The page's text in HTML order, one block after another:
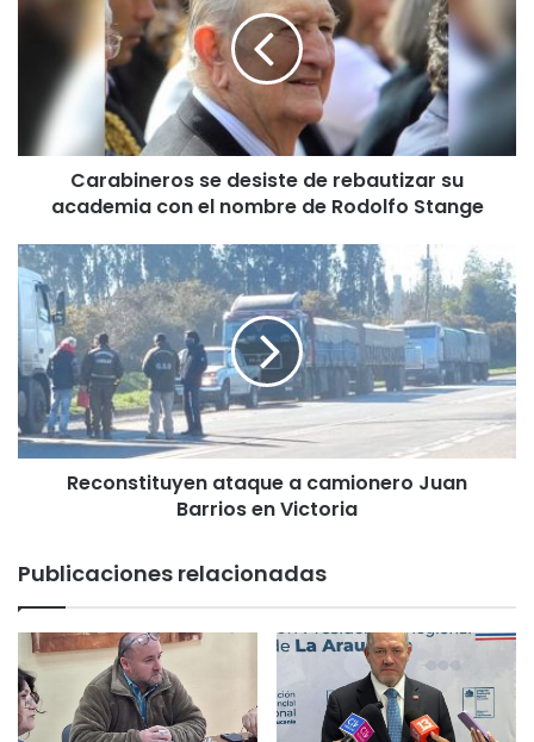
r
e
d
s
i
s
e
a
u
t
z
a
r
Carabineros se desiste de rebautizar su
academia con el nombre de Rodolfo Stange
R
e
o
n
s
i
t
a
t
a
u
e
a
Reconstituyen ataque a camionero Juan
Barrios en Victoria
Publicaciones relacionadas